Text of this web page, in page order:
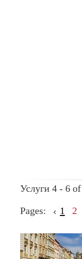
Услуги 4 - 6
Pages: 1 2